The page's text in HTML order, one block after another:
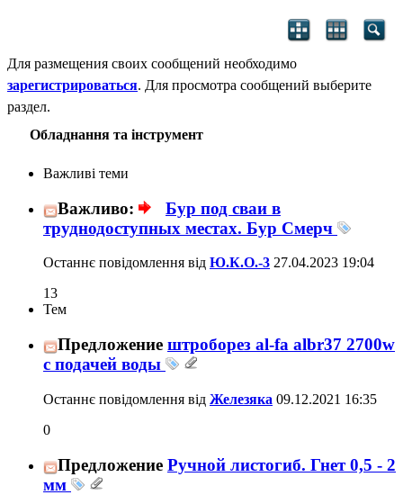
Для размещения своих сообщений необходимо
зарегистрироваться. Для просмотра сообщений выберите
раздел.
Обладнання та інструмент
Важливі теми
Важливо:
Бур под сваи в
труднодоступных местах. Бур Смерч
Останнє повідомлення від Ю.К.О.-3 27.04.2023 19:04
13
Тем
Предложение штроборез al-fa albr37 2700w
с подачей воды
Останнє повідомлення від Железяка 09.12.2021 16:35
0
Предложение Ручной листогиб. Гнет 0,5 - 2
мм